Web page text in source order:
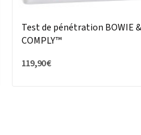
Test de pénétration BOWIE
COMPLY™
119,90 €